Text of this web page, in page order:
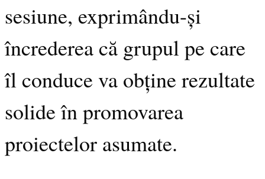
sesiune, exprimându-și
încrederea că grupul pe care
îl conduce va obține rezultate
solide în promovarea
proiectelor asumate.